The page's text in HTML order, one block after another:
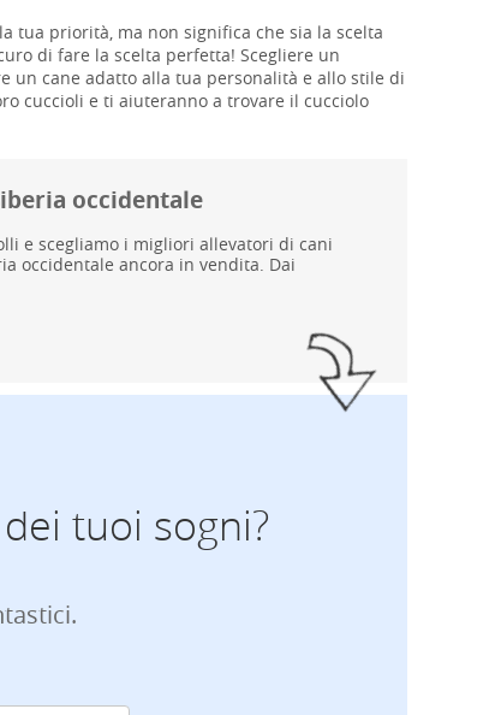
tua priorità, ma non significa che sia la scelta
di fare la scelta perfetta! Scegliere un
un cane adatto alla tua personalità e allo stile di
cuccioli e ti aiuteranno a trovare il cucciolo
occidentale
e scegliamo i migliori allevatori di cani
occidentale ancora in vendita. Dai
tuoi sogni?